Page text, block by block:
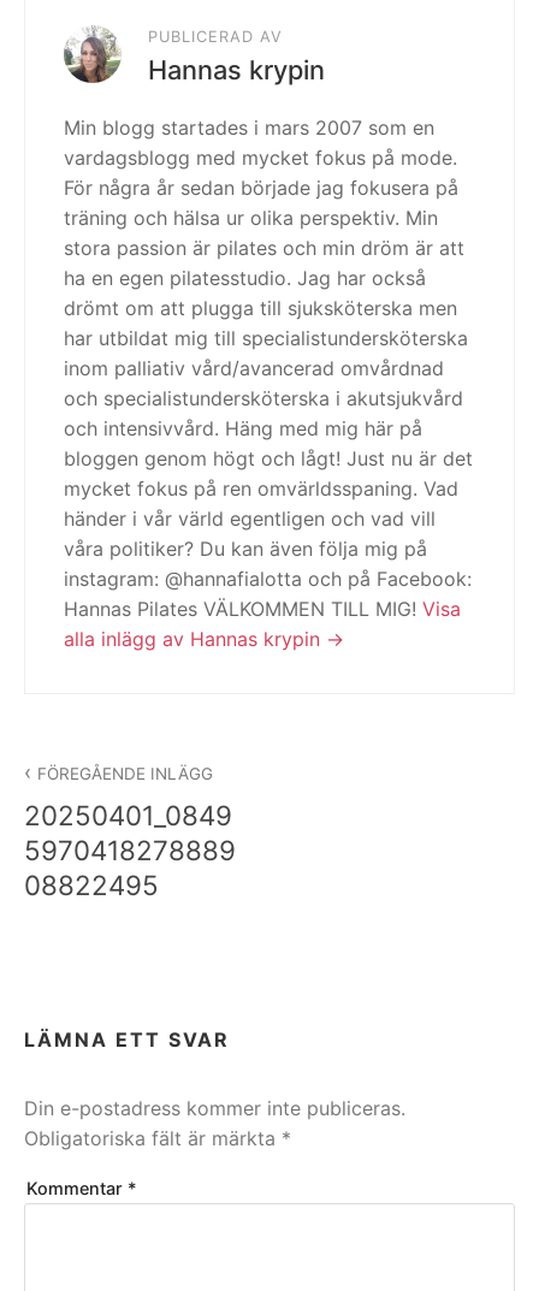
PUBLICERAD AV
Hannas krypin
Min blogg startades i mars 2007 som en
vardagsblogg med mycket fokus på mode.
För några år sedan började jag fokusera på
träning och hälsa ur olika perspektiv. Min
stora passion är pilates och min dröm är att
ha en egen pilatesstudio. Jag har också
drömt om att plugga till sjuksköterska men
har utbildat mig till specialistundersköterska
inom palliativ vård/avancerad omvårdnad
och specialistundersköterska i akutsjukvård
och intensivvård. Häng med mig här på
bloggen genom högt och lågt! Just nu är det
mycket fokus på ren omvärldsspaning. Vad
händer i vår värld egentligen och vad vill
våra politiker? Du kan även följa mig på
instagram: @hannafialotta och på Facebook:
Hannas Pilates VÄLKOMMEN TILL MIG! Visa
alla inlägg av Hannas krypin
FÖREGÅENDE INLÄGG
20250401_0849
5970418278889
08822495
LÄMNA ETT SVAR
Din e-postadress kommer inte publiceras.
Obligatoriska fält är märkta *
Kommentar *